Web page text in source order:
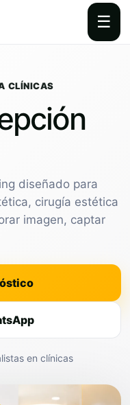
☰
CLÍNICAS
diseñado para
cirugía estética
imagen, captar
en clínicas